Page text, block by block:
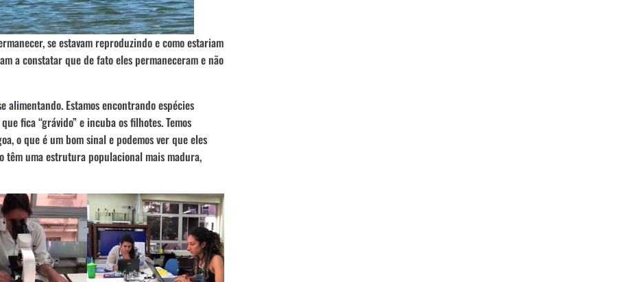
se estavam reproduzindo e como estariam
a constatar que de fato eles permaneceram e não
alimentando. Estamos encontrando espécies
fica “grávido” e incuba os filhotes. Temos
o que é um bom sinal e podemos ver que eles
têm uma estrutura populacional mais madura,